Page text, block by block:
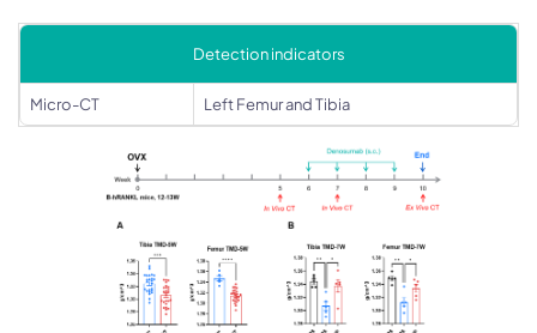
Detection indicators
Micro-CT Left Femur and Tibia